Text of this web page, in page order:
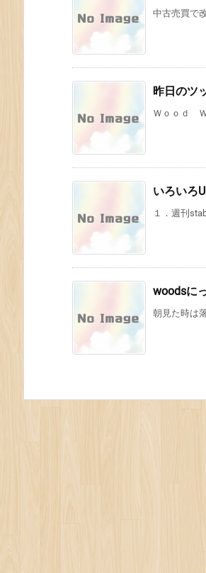
中古売買で
昨日のツ
Ｗｏｏｄ Ｗ
いろいろ
１．週刊
woodsに
朝見た時は